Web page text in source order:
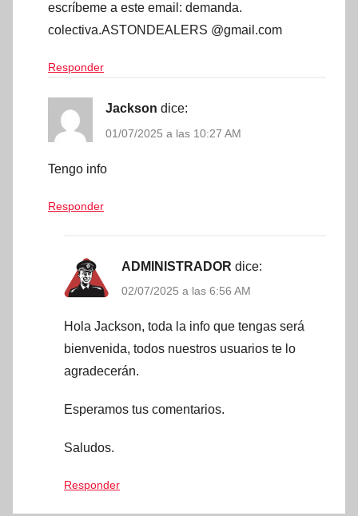
escríbeme a este email: demanda.
colectiva.ASTONDEALERS @gmail.com
Responder
Jackson dice:
01/07/2025 a las 10:27 AM
Tengo info
Responder
ADMINISTRADOR dice:
02/07/2025 a las 6:56 AM
Hola Jackson, toda la info que tengas será
bienvenida, todos nuestros usuarios te lo
agradecerán.
Esperamos tus comentarios.
Saludos.
Responder